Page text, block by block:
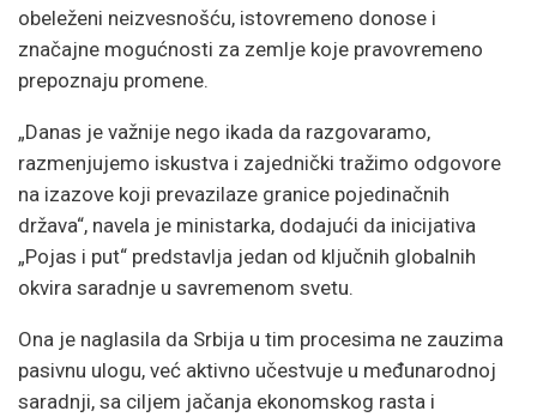
obeleženi neizvesnošću, istovremeno donose i
značajne mogućnosti za zemlje koje pravovremeno
prepoznaju promene.
„Danas je važnije nego ikada da razgovaramo,
razmenjujemo iskustva i zajednički tražimo odgovore
na izazove koji prevazilaze granice pojedinačnih
država“, navela je ministarka, dodajući da inicijativa
„Pojas i put“ predstavlja jedan od ključnih globalnih
okvira saradnje u savremenom svetu.
Ona je naglasila da Srbija u tim procesima ne zauzima
pasivnu ulogu, već aktivno učestvuje u međunarodnoj
saradnji, sa ciljem jačanja ekonomskog rasta i